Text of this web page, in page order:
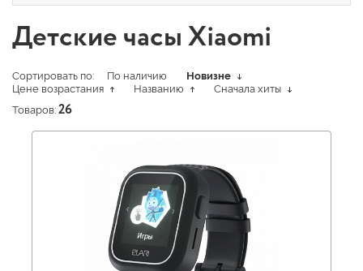
Детские часы Xiaomi
Сортировать по: По наличию
Новизне
Цене возрастания
Названию
Сначала хиты
Товаров: 26